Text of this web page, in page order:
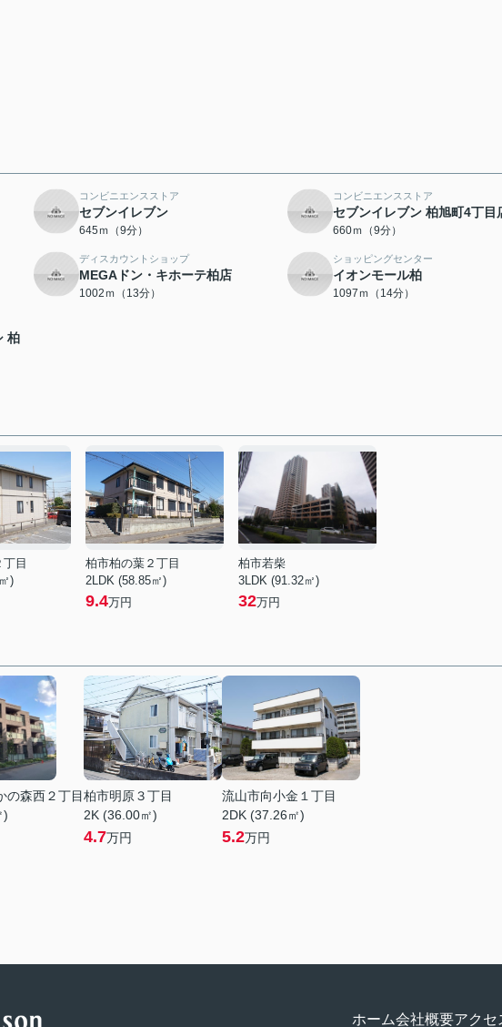
コンビニエンスストア
セブンイレブン
645ｍ（9分）
コンビニエンスストア
セブンイレブン 柏旭町4丁目
660ｍ（9分）
ディスカウントショップ
MEGAドン・キホーテ柏店
1002ｍ（13分）
ショッピングセンター
イオンモール柏
1097ｍ（14分）
柏
目
)
柏市柏の葉２丁目
2LDK (58.85㎡)
9.4万円
柏市若柴
3LDK (91.32㎡)
32万円
の森西２丁目
)
柏市明原３丁目
2K (36.00㎡)
4.7万円
流山市向小金１丁目
2DK (37.26㎡)
5.2万円
ホーム会社概要アクセ